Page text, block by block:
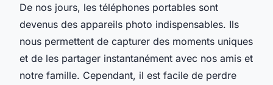
De nos jours, les téléphones portables sont
devenus des appareils photo indispensables. Ils
nous permettent de capturer des moments uniques
et de les partager instantanément avec nos amis et
notre famille. Cependant, il est facile de perdre